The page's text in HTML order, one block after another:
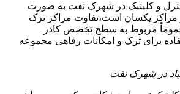
و کلینیک در شهرک نفت به صورت
مراکز یکسان است،تفاوت مراکز ترک
مربوط به سطح تخصص کادر
برای ترک و امکانات رفاهی مجموعه
در شهرک نفت